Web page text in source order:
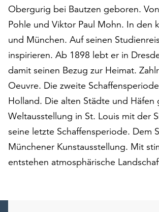
Obergurig bei Bautzen geboren.
Pohle und Viktor Paul Mohn. In den
und München. Auf seinen
inspirieren. Ab 1898 lebt er in
damit seinen Bezug zur Heimat.
Oeuvre. Die zweite
Holland. Die alten Städte und
Weltausstellung in St. Louis mit der
seine letzte Schaffensperiode. Dem
Münchener Kunstausstellung. Mit
entstehen atmosphärische